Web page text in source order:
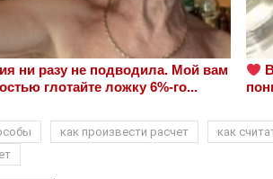
ни разу не подводила. Мой вам
глотайте ложку 6%-го...
как произвести расчет
как